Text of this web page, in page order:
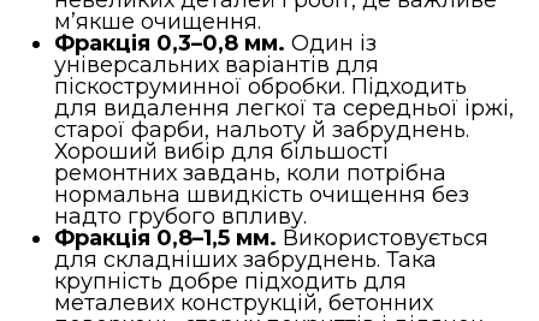
м’якше очищення.
Фракція 0,3–0,8 мм. Один із
універсальних варіантів для
піскоструминної обробки. Підходить
для видалення легкої та середньої іржі,
старої фарби, нальоту й забруднень.
Хороший вибір для більшості
ремонтних завдань, коли потрібна
нормальна швидкість очищення без
надто грубого впливу.
Фракція 0,8–1,5 мм. Використовується
для складніших забруднень. Така
крупність добре підходить для
металевих конструкцій, бетонних